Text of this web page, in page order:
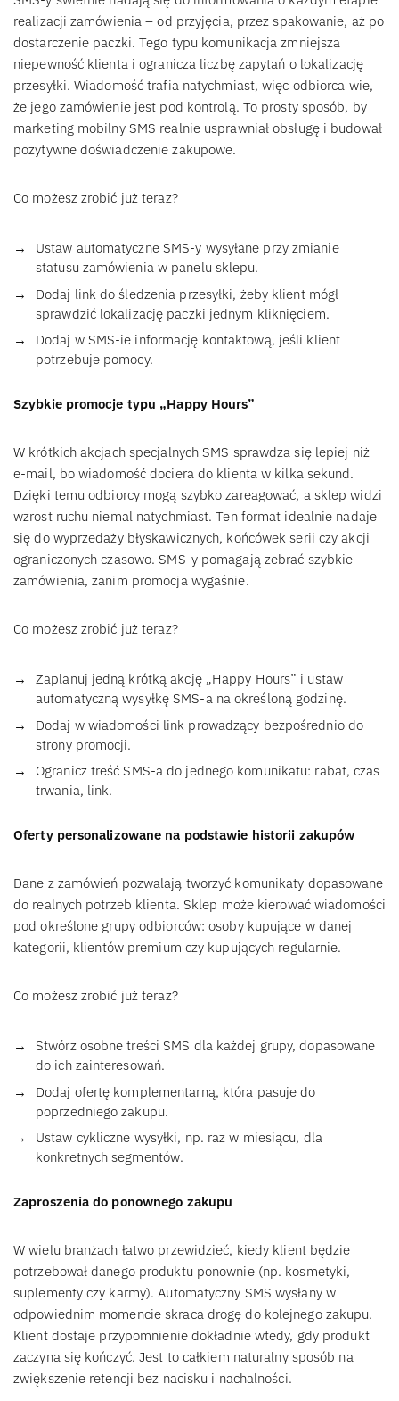
realizacji zamówienia – od przyjęcia, przez spakowanie, aż po
dostarczenie paczki. Tego typu komunikacja zmniejsza
niepewność klienta i ogranicza liczbę zapytań o lokalizację
przesyłki. Wiadomość trafia natychmiast, więc odbiorca wie,
że jego zamówienie jest pod kontrolą. To prosty sposób, by
marketing mobilny SMS realnie usprawniał obsługę i budował
pozytywne doświadczenie zakupowe.
Co możesz zrobić już teraz?
Ustaw automatyczne SMS-y wysyłane przy zmianie
statusu zamówienia w panelu sklepu.
Dodaj link do śledzenia przesyłki, żeby klient mógł
sprawdzić lokalizację paczki jednym kliknięciem.
Dodaj w SMS-ie informację kontaktową, jeśli klient
potrzebuje pomocy.
Szybkie promocje typu „Happy Hours”
W krótkich akcjach specjalnych SMS sprawdza się lepiej niż
e-mail, bo wiadomość dociera do klienta w kilka sekund.
Dzięki temu odbiorcy mogą szybko zareagować, a sklep widzi
wzrost ruchu niemal natychmiast. Ten format idealnie nadaje
się do wyprzedaży błyskawicznych, końcówek serii czy akcji
ograniczonych czasowo. SMS-y pomagają zebrać szybkie
zamówienia, zanim promocja wygaśnie.
Co możesz zrobić już teraz?
Zaplanuj jedną krótką akcję „Happy Hours” i ustaw
automatyczną wysyłkę SMS-a na określoną godzinę.
Dodaj w wiadomości link prowadzący bezpośrednio do
strony promocji.
Ogranicz treść SMS-a do jednego komunikatu: rabat, czas
trwania, link.
Oferty personalizowane na podstawie historii zakupów
Dane z zamówień pozwalają tworzyć komunikaty dopasowane
do realnych potrzeb klienta. Sklep może kierować wiadomości
pod określone grupy odbiorców: osoby kupujące w danej
kategorii, klientów premium czy kupujących regularnie.
Co możesz zrobić już teraz?
Stwórz osobne treści SMS dla każdej grupy, dopasowane
do ich zainteresowań.
Dodaj ofertę komplementarną, która pasuje do
poprzedniego zakupu.
Ustaw cykliczne wysyłki, np. raz w miesiącu, dla
konkretnych segmentów.
Zaproszenia do ponownego zakupu
W wielu branżach łatwo przewidzieć, kiedy klient będzie
potrzebował danego produktu ponownie (np. kosmetyki,
suplementy czy karmy). Automatyczny SMS wysłany w
odpowiednim momencie skraca drogę do kolejnego zakupu.
Klient dostaje przypomnienie dokładnie wtedy, gdy produkt
zaczyna się kończyć. Jest to całkiem naturalny sposób na
zwiększenie retencji bez nacisku i nachalności.